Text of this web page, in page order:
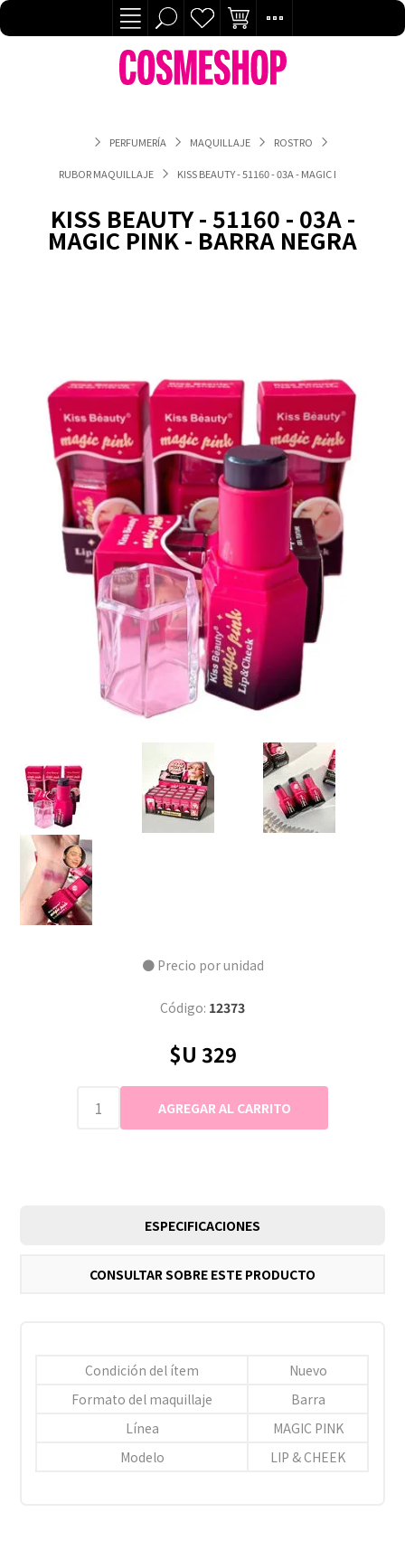
PERFUMERÍA MAQUILLAJE ROSTRO
RUBOR MAQUILLAJE KISS BEAUTY - 51160 - 03A - MAGIC PINK - BARRA
KISS BEAUTY - 51160 - 03A -
MAGIC PINK - BARRA NEGRA
● Precio por unidad
Código: 12373
$U 329
ESPECIFICACIONES
CONSULTAR SOBRE ESTE PRODUCTO
Condición del ítem
Nuevo
Formato del maquillaje
Barra
Línea
MAGIC PINK
Modelo
LIP & CHEEK